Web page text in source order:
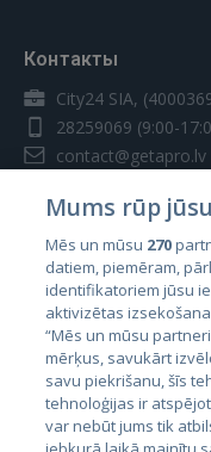
Контакты
City24 SIA,
28259069 (9:00-
contact@getapro.lv
Страны
Эстония
Латвия
Литва
Mums rūp
Mēs un mūsu 270
datiem, piemēram,
identifikatoriem jūsu
aktivizētas
“Mēs un mūsu
mērķus, savukārt
savu piekrišanu, šīs
tehnoloģijas ir
var nebūt jums tik